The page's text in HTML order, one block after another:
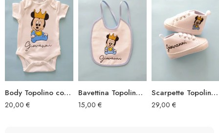
Body Topolino corona
20,00 €
Bavettina Topolino corona
15,00 €
Scarpette Topolino corona
29,00 €